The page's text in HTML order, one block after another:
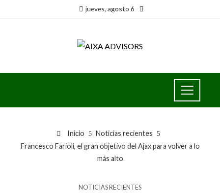
jueves, agosto 6
Inicio
Noticias recientes
Francesco Farioli, el gran objetivo del Ajax para volver a lo
más alto
NOTICIAS RECIENTES